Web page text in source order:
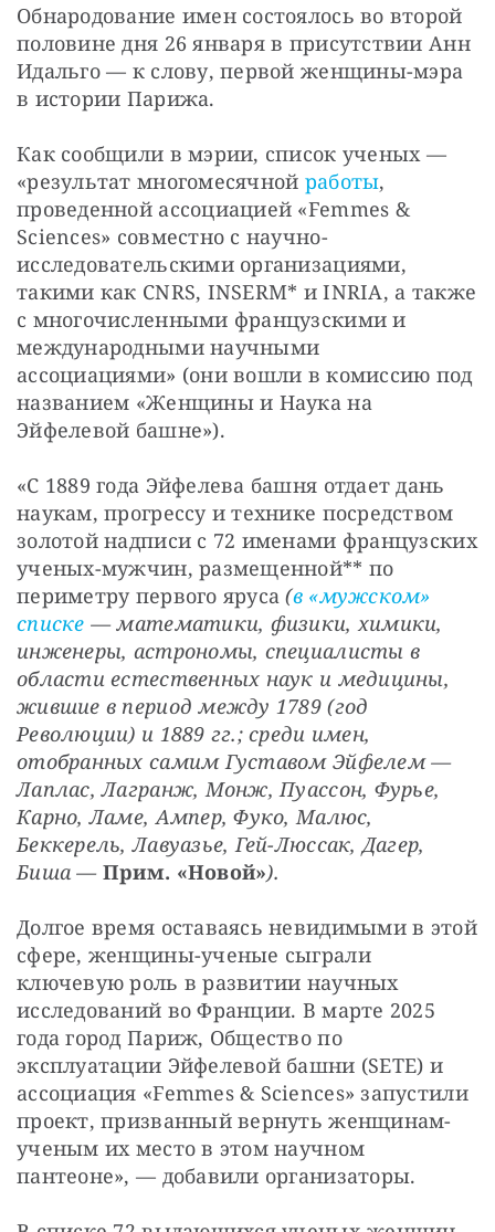
Обнародование имен состоялось во второй
половине дня 26 января в присутствии Анн
Идальго — к слову, первой женщины-мэра
в истории Парижа.
Как сообщили в мэрии, список ученых —
«результат многомесячной работы,
проведенной ассоциацией «Femmes &
Sciences» совместно с научно-
исследовательскими организациями,
такими как CNRS, INSERM* и INRIA, а также
с многочисленными французскими и
международными научными
ассоциациями» (они вошли в комиссию под
названием «Женщины и Наука на
Эйфелевой башне»).
«С 1889 года Эйфелева башня отдает дань
наукам, прогрессу и технике посредством
золотой надписи с 72 именами французских
ученых-мужчин, размещенной** по
периметру первого яруса (в «мужском»
списке — математики, физики, химики,
инженеры, астрономы, специалисты в
области естественных наук и медицины,
жившие в период между 1789 (год
Революции) и 1889 гг.; среди имен,
отобранных самим Густавом Эйфелем —
Лаплас, Лагранж, Монж, Пуассон, Фурье,
Карно, Ламе, Ампер, Фуко, Малюс,
Беккерель, Лавуазье, Гей-Люссак, Дагер,
Биша — Прим. «Новой»).
Долгое время оставаясь невидимыми в этой
сфере, женщины-ученые сыграли
ключевую роль в развитии научных
исследований во Франции. В марте 2025
года город Париж, Общество по
эксплуатации Эйфелевой башни (SETE) и
ассоциация «Femmes & Sciences» запустили
проект, призванный вернуть женщинам-
ученым их место в этом научном
пантеоне», — добавили организаторы.